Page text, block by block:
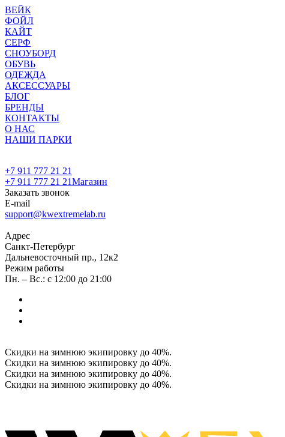
ВЕЙК
ФОЙЛ
КАЙТ
СЕРФ
СНОУБОРД
ОБУВЬ
ОДЕЖДА
АКСЕССУАРЫ
БЛОГ
БРЕНДЫ
КОНТАКТЫ
О НАС
НАШИ ПАРКИ
+7 911 777 21 21
+7 911 777 21 21Магазин
Заказать звонок
E-mail
support@kwextremelab.ru
Адрес
Санкт-Петербург
Дальневосточный пр., 12к2
Режим работы
Пн. – Вс.: с 12:00 до 21:00
Скидки на зимнюю экипировку до 40%.
Скидки на зимнюю экипировку до 40%.
Скидки на зимнюю экипировку до 40%.
Скидки на зимнюю экипировку до 40%.